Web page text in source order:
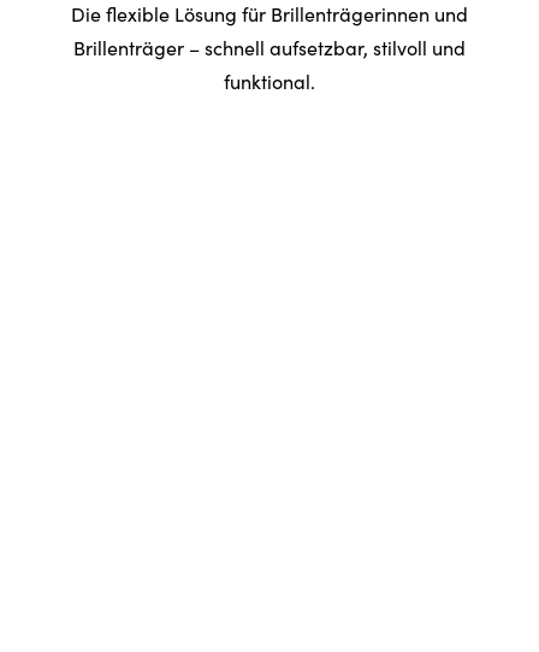
Die flexible Lösung für Brillenträgerinnen und
Brillenträger – schnell aufsetzbar, stilvoll und
funktional.